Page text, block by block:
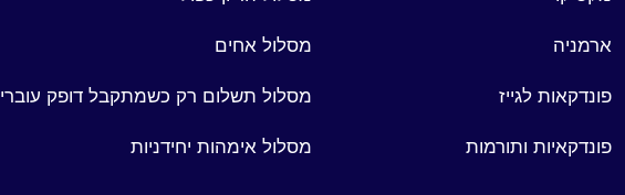
ארמניה
פונדקאות לגייז
פונדקאיות ותורמות
מסלול אחים
מסלול תשלום רק כשמתקבל דופק עוברי
מסלול אימהות יחידניות